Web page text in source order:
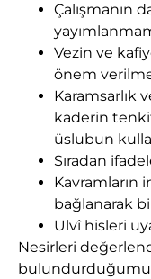
Çalışmanın
Vezin ve
önem
Karamsarlık
kaderin
üslubun
Sıradan
Kavramların
bağlanarak
Ulvî hisleri
Nesirleri